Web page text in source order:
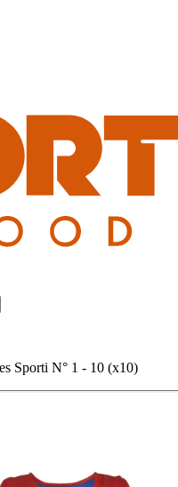
Sporti N° 1 - 10 (x10)